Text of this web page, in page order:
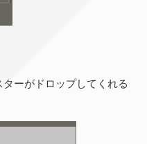
ーがドロップしてくれる